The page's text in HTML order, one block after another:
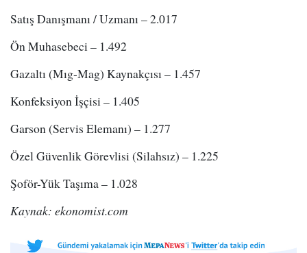
Satış Danışmanı / Uzmanı – 2.017
Ön Muhasebeci – 1.492
Gazaltı (Mıg-Mag) Kaynakçısı – 1.457
Konfeksiyon İşçisi – 1.405
Garson (Servis Elemanı) – 1.277
Özel Güvenlik Görevlisi (Silahsız) – 1.225
Şoför-Yük Taşıma – 1.028
Kaynak: ekonomist.com